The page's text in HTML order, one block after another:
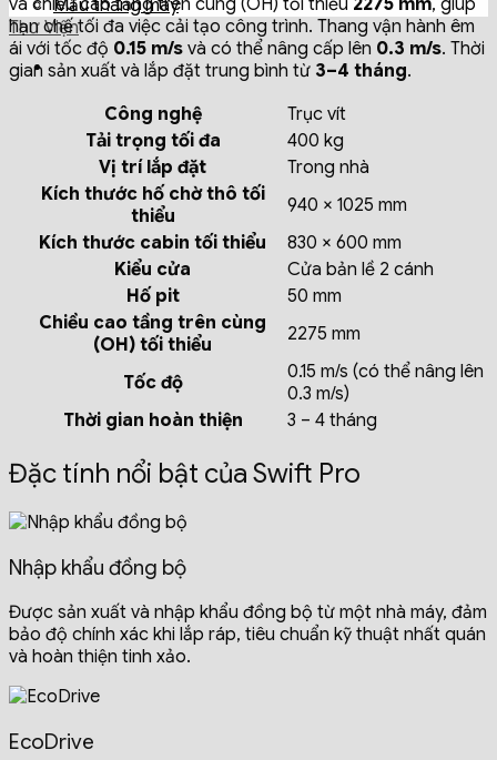
Mẫu thang máy
Thư Viện
hạn chế tối đa việc cải tạo công trình. Thang vận hành êm
ái với tốc độ 0.15 m/s và có thể nâng cấp lên 0.3 m/s. Thời
gian sản xuất và lắp đặt trung bình từ 3–4 tháng.
Công nghệ
Trục vít
Tải trọng tối đa
400 kg
Vị trí lắp đặt
Trong nhà
Kích thước hố chờ thô tối
thiểu
940 × 1025 mm
Kích thước cabin tối thiểu
830 × 600 mm
Kiểu cửa
Cửa bản lề 2 cánh
Hố pit
50 mm
Chiều cao tầng trên cùng
(OH) tối thiểu
2275 mm
Tốc độ
0.15 m/s (có thể nâng lên
0.3 m/s)
Thời gian hoàn thiện
3 – 4 tháng
Đặc tính nổi bật của Swift Pro
Nhập khẩu đồng bộ
Được sản xuất và nhập khẩu đồng bộ từ một nhà máy, đảm
bảo độ chính xác khi lắp ráp, tiêu chuẩn kỹ thuật nhất quán
và hoàn thiện tinh xảo.
EcoDrive